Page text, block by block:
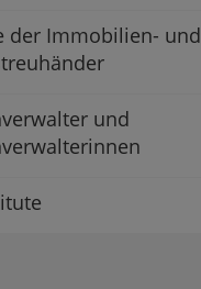
der Immobilien- und
und